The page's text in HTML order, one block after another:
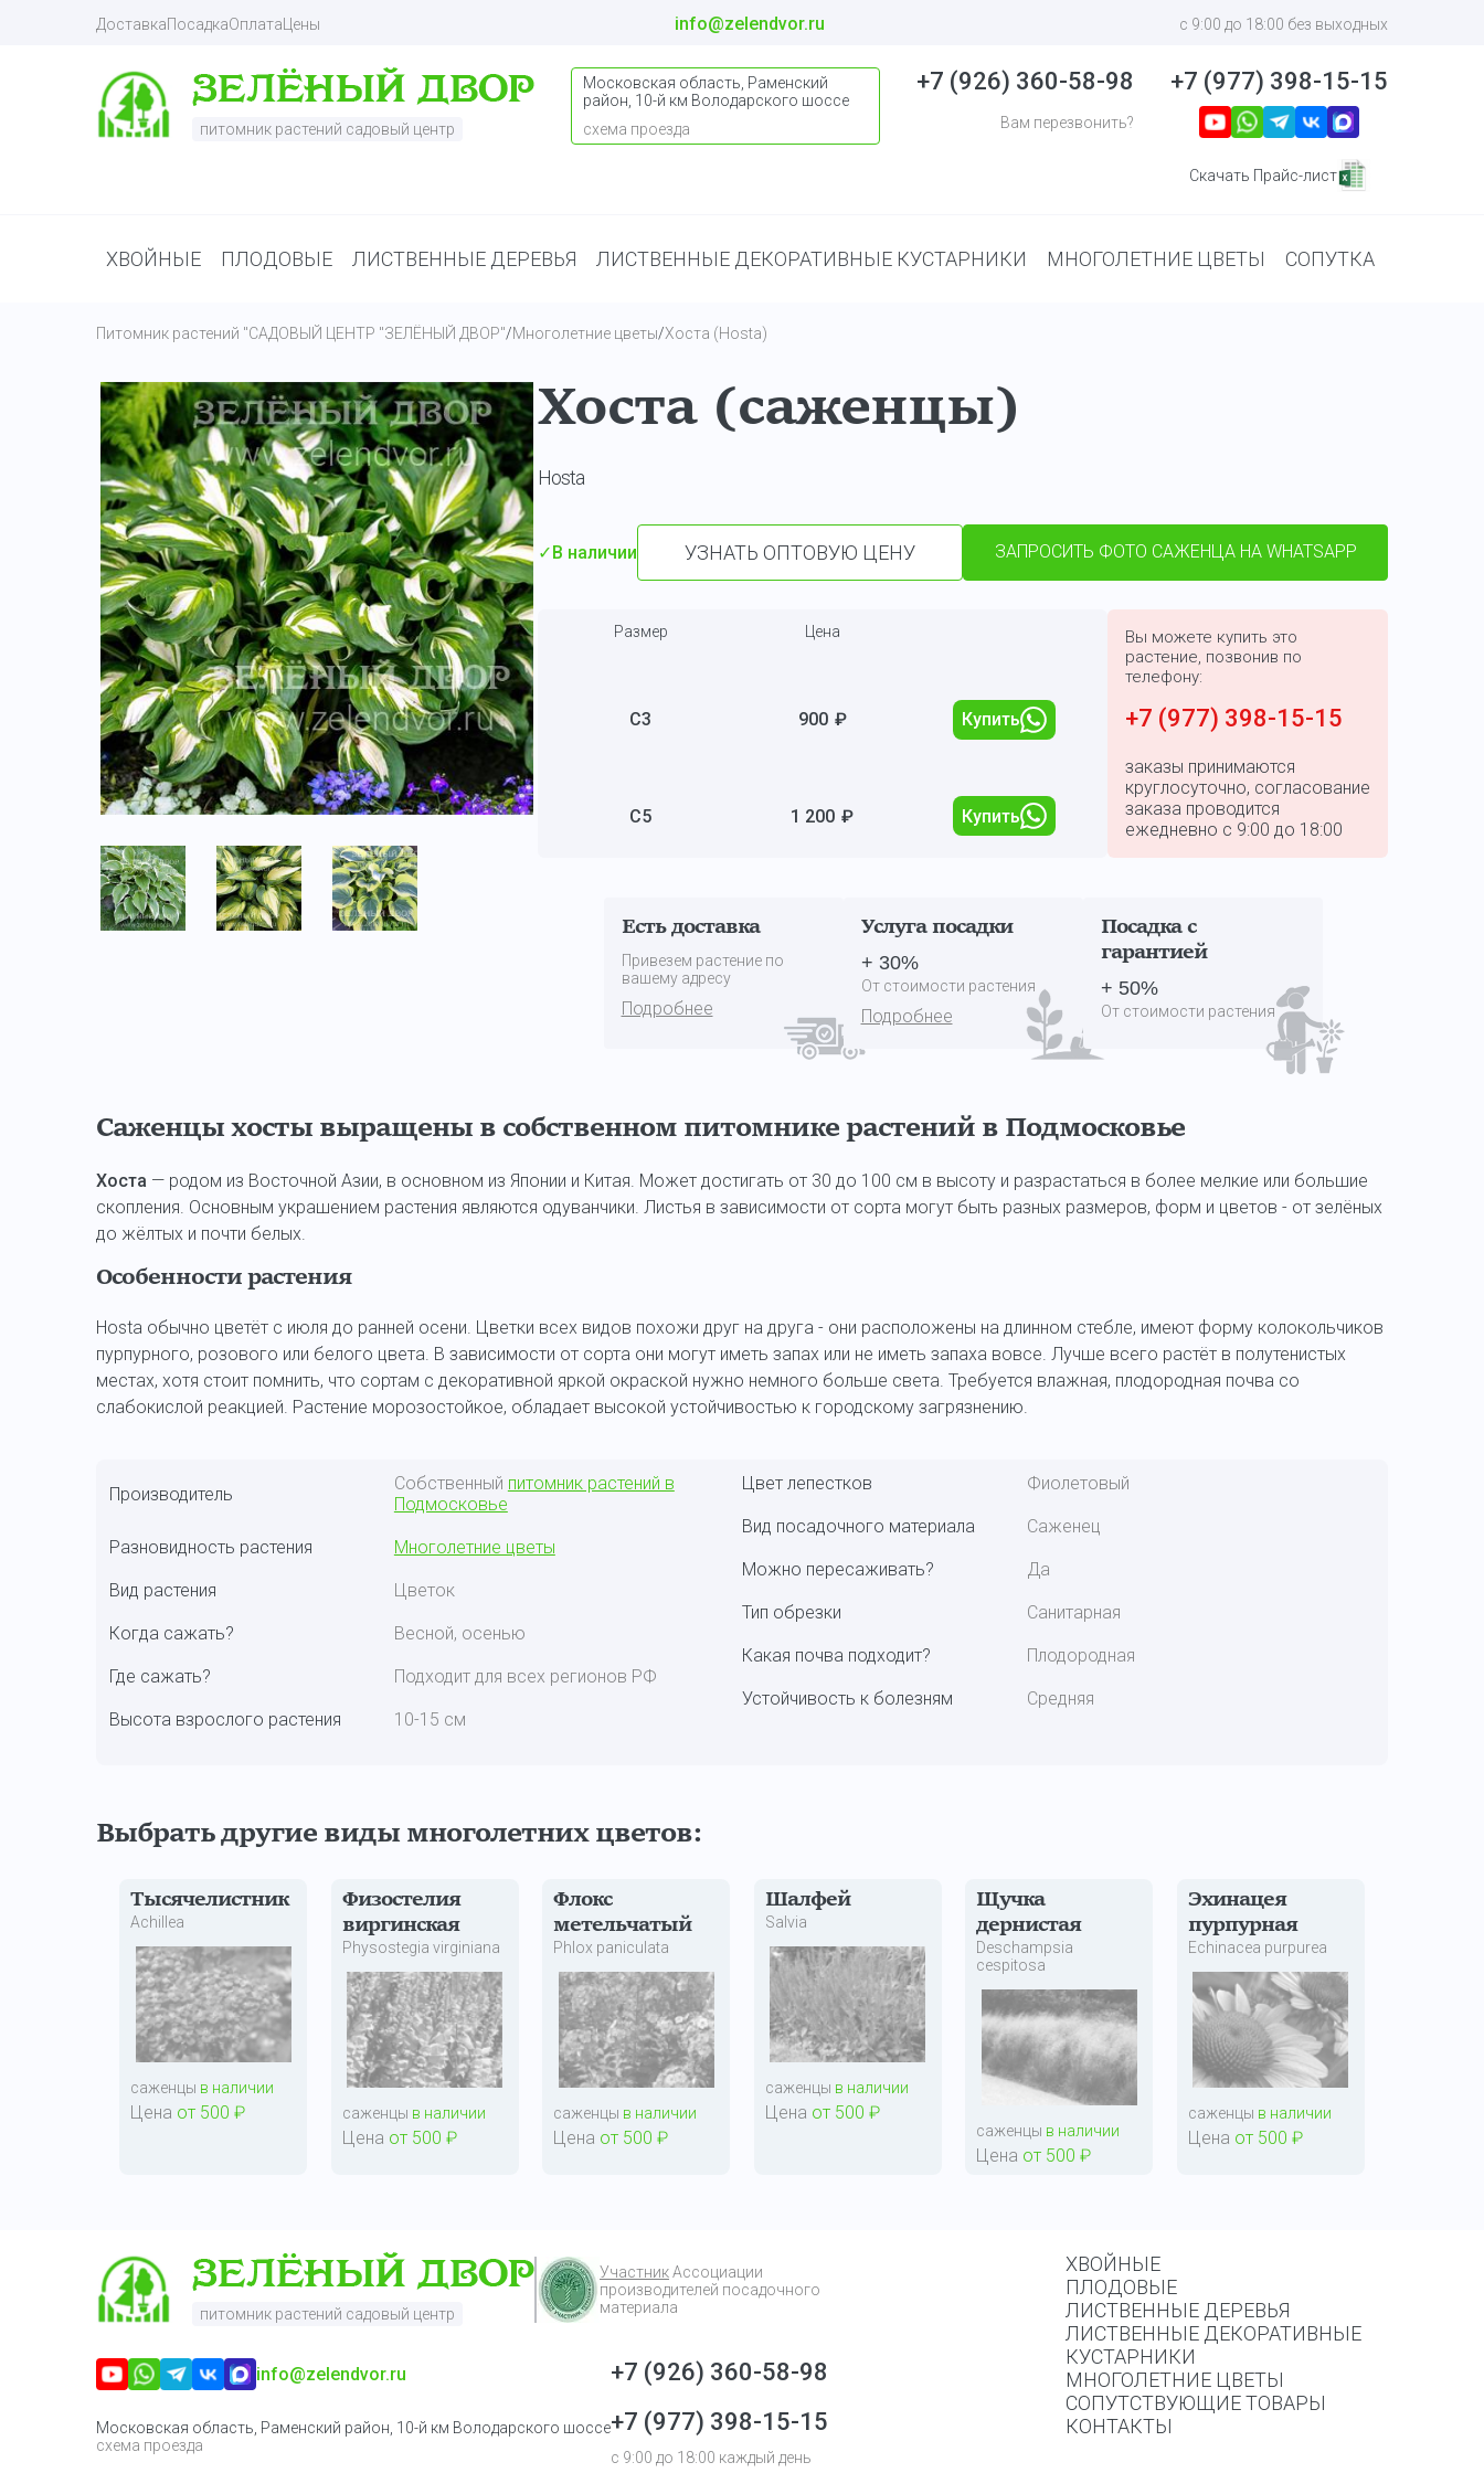
ДоставкаПосадкаОплатаЦены info@zelendvor.ru с 9:00 до 18:00 без выходных
питомник растений садовый центр
Московская область, Раменский
район, 10-й км Володарского шоссе
схема проезда
+7 (926) 360-58-98
Вам перезвонить?
+7 (977) 398-15-15
Скачать Прайс-лист
ХВОЙНЫЕ ПЛОДОВЫЕ ЛИСТВЕННЫЕ ДЕРЕВЬЯ ЛИСТВЕННЫЕ ДЕКОРАТИВНЫЕ КУСТАРНИКИ МНОГОЛЕТНИЕ ЦВЕТЫ СОПУТКА
Питомник растений "САДОВЫЙ ЦЕНТР "ЗЕЛЁНЫЙ ДВОР"/Многолетние цветы/Хоста (Hosta)
Хоста (саженцы)
Hosta
✓В наличии УЗНАТЬ ОПТОВУЮ ЦЕНУ ЗАПРОСИТЬ ФОТО САЖЕНЦА НА WHATSAPP
Размер Цена
С3 900 ₽ Купить
С5 1 200 ₽ Купить
Вы можете купить это
растение, позвонив по
телефону:
+7 (977) 398-15-15
заказы принимаются
круглосуточно, согласование
заказа проводится
ежедневно с 9:00 до 18:00
Есть доставка
Привезем растение по
вашему адресу
Подробнее
Услуга посадки
+ 30%
От стоимости растения
Подробнее
Посадка с
гарантией
+ 50%
От стоимости растения
Саженцы хосты выращены в собственном питомнике растений в Подмосковье
Хоста — родом из Восточной Азии, в основном из Японии и Китая. Может достигать от 30 до 100 см в высоту и разрастаться в более мелкие или большие
скопления. Основным украшением растения являются одуванчики. Листья в зависимости от сорта могут быть разных размеров, форм и цветов - от зелёных
до жёлтых и почти белых.
Особенности растения
Hosta обычно цветёт с июля до ранней осени. Цветки всех видов похожи друг на друга - они расположены на длинном стебле, имеют форму колокольчиков
пурпурного, розового или белого цвета. В зависимости от сорта они могут иметь запах или не иметь запаха вовсе. Лучше всего растёт в полутенистых
местах, хотя стоит помнить, что сортам с декоративной яркой окраской нужно немного больше света. Требуется влажная, плодородная почва со
слабокислой реакцией. Растение морозостойкое, обладает высокой устойчивостью к городскому загрязнению.
Производитель Собственный питомник растений в
Подмосковье
Разновидность растения Многолетние цветы
Вид растения Цветок
Когда сажать? Весной, осенью
Где сажать? Подходит для всех регионов РФ
Высота взрослого растения 10-15 см
Цвет лепестков Фиолетовый
Вид посадочного материала Саженец
Можно пересаживать? Да
Тип обрезки Санитарная
Какая почва подходит? Плодородная
Устойчивость к болезням Средняя
Выбрать другие виды многолетних цветов:
Тысячелистник
Achillea
саженцы в наличии
Цена от 500 ₽
Физостелия
виргинская
Physostegia virginiana
саженцы в наличии
Цена от 500 ₽
Флокс
метельчатый
Phlox paniculata
саженцы в наличии
Цена от 500 ₽
Шалфей
Salvia
саженцы в наличии
Цена от 500 ₽
Щучка
дернистая
Deschampsia
cespitosa
саженцы в наличии
Цена от 500 ₽
Эхинацея
пурпурная
Echinacea purpurea
саженцы в наличии
Цена от 500 ₽
питомник растений садовый центр
УчастникАссоциации
производителей посадочного
материала
info@zelendvor.ru
Московская область, Раменский район, 10-й км Володарского шоссе
схема проезда
+7 (926) 360-58-98
+7 (977) 398-15-15
с 9:00 до 18:00 каждый день
ХВОЙНЫЕ
ПЛОДОВЫЕ
ЛИСТВЕННЫЕ ДЕРЕВЬЯ
ЛИСТВЕННЫЕ ДЕКОРАТИВНЫЕ
КУСТАРНИКИ
МНОГОЛЕТНИЕ ЦВЕТЫ
СОПУТСТВУЮЩИЕ ТОВАРЫ
КОНТАКТЫ